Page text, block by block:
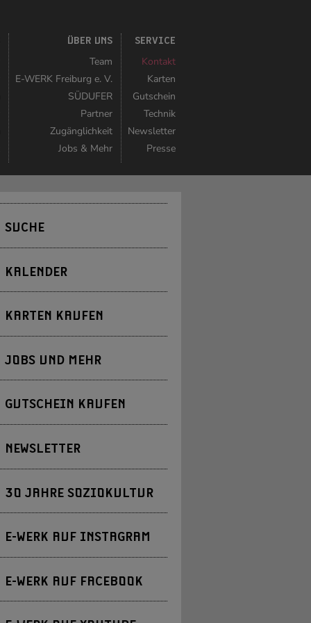
ÜBER UNS
Team
E-WERK Freiburg e. V.
SÜDUFER
Partner
Zugänglichkeit
Jobs & Mehr
SERVICE
Kontakt
Karten
Gutschein
Technik
Newsletter
Presse
SUCHE
KALENDER
KARTEN KAUFEN
JOBS UND MEHR
GUTSCHEIN KAUFEN
NEWSLETTER
30 JAHRE SOZIOKULTUR
E-WERK AUF INSTAGRAM
E-WERK AUF FACEBOOK